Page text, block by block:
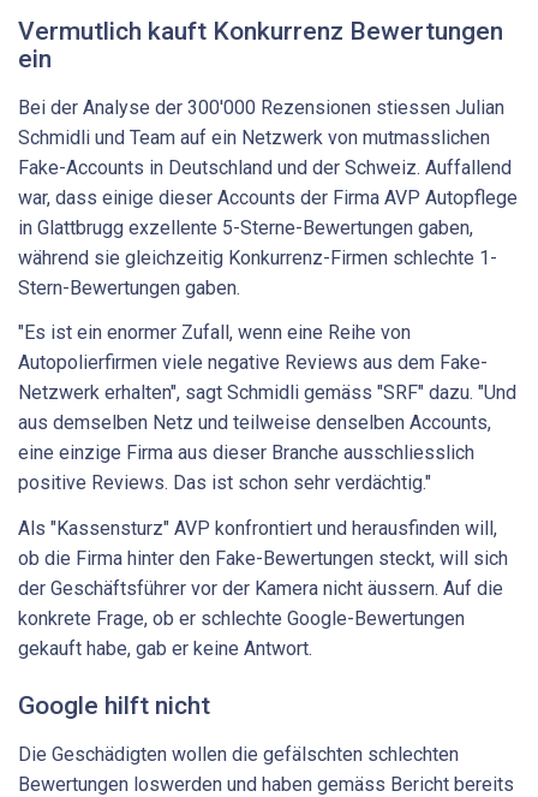
Vermutlich kauft Konkurrenz Bewertungen
ein
Bei der Analyse der 300'000 Rezensionen stiessen Julian
Schmidli und Team auf ein Netzwerk von mutmasslichen
Fake-Accounts in Deutschland und der Schweiz. Auffallend
war, dass einige dieser Accounts der Firma AVP Autopflege
in Glattbrugg exzellente 5-Sterne-Bewertungen gaben,
während sie gleichzeitig Konkurrenz-Firmen schlechte 1-
Stern-Bewertungen gaben.
"Es ist ein enormer Zufall, wenn eine Reihe von
Autopolierfirmen viele negative Reviews aus dem Fake-
Netzwerk erhalten", sagt Schmidli gemäss "SRF" dazu. "Und
aus demselben Netz und teilweise denselben Accounts,
eine einzige Firma aus dieser Branche ausschliesslich
positive Reviews. Das ist schon sehr verdächtig."
Als "Kassensturz" AVP konfrontiert und herausfinden will,
ob die Firma hinter den Fake-Bewertungen steckt, will sich
der Geschäftsführer vor der Kamera nicht äussern. Auf die
konkrete Frage, ob er schlechte Google-Bewertungen
gekauft habe, gab er keine Antwort.
Google hilft nicht
Die Geschädigten wollen die gefälschten schlechten
Bewertungen loswerden und haben gemäss Bericht bereits